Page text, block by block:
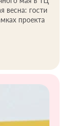
весна: гости
проекта